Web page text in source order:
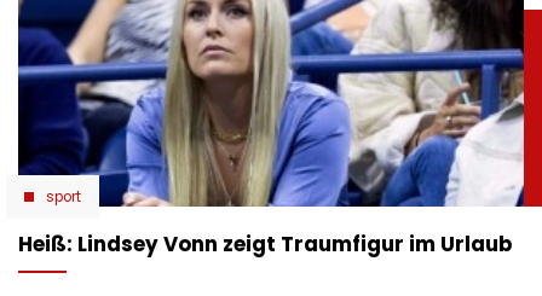
sport
Heiß: Lindsey Vonn zeigt Traumfigur im Urlaub